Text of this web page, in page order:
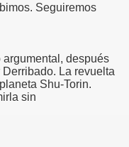
Seguiremos
después
La revuelta
Shu-Torin.
sin